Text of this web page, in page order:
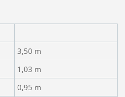
3,50 m
1,03 m
0,95 m